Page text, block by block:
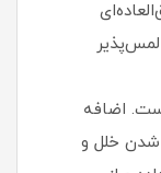
اضافه
شدن خلل و